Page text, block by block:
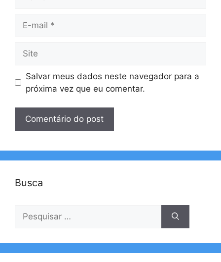
mail
Salvar meus dados neste navegador para a
próxima vez que eu comentar.
Busca
Pesquisar